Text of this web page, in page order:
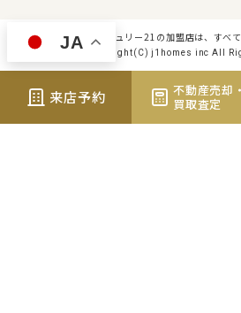
センチュリー21の加盟店は、すべ
Copyright(C) j1homes inc All
来店予約
不動産売却・
買取査定
JA